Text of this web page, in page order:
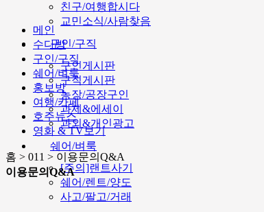
친구/여행합시다
교민소식/사람찾음
구인/구직
구인게시판
구직게시판
농장/공장구인
과제&에세이
과외&개인광고
쉐어/벼룩
[주의]랜트사기
쉐어/렌트/양도
사고/팔고/거래
메인
수다방
구인/구직
쉐어/벼룩
홍보방
여행/카페
호주뉴스
영화 & TV보기
홈 > 011 > 이용문의Q&A
이용문의Q&A